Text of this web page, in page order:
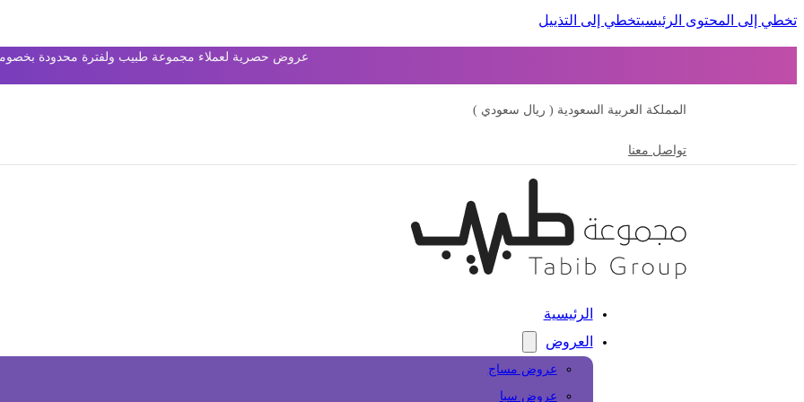
تخطي إلى المحتوى الرئيسيتخطي إلى التذييل
عروض حصرية لعملاء مجموعة طبيب ولفترة محدودة بخصومات
المملكة العربية السعودية ( ريال سعودي )
تواصل معنا
الرئيسية
العروض
عروض مساج
عروض سبا